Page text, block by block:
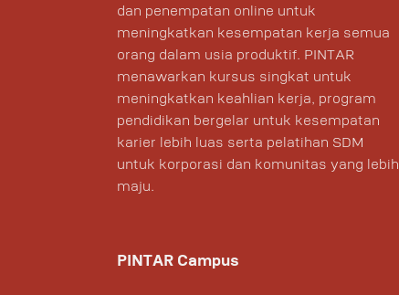
dan penempatan online untuk
meningkatkan kesempatan kerja semua
orang dalam usia produktif. PINTAR
menawarkan kursus singkat untuk
meningkatkan keahlian kerja, program
pendidikan bergelar untuk kesempatan
karier lebih luas serta pelatihan SDM
untuk korporasi dan komunitas yang lebih
maju.
PINTAR Campus